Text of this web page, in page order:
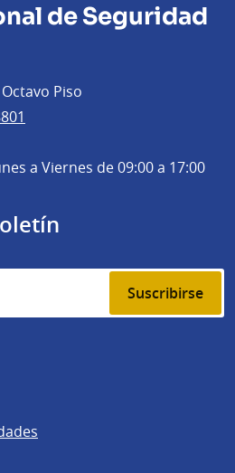
de Seguridad
Piso
a Viernes de 09:00 a 17:00
Suscribirse